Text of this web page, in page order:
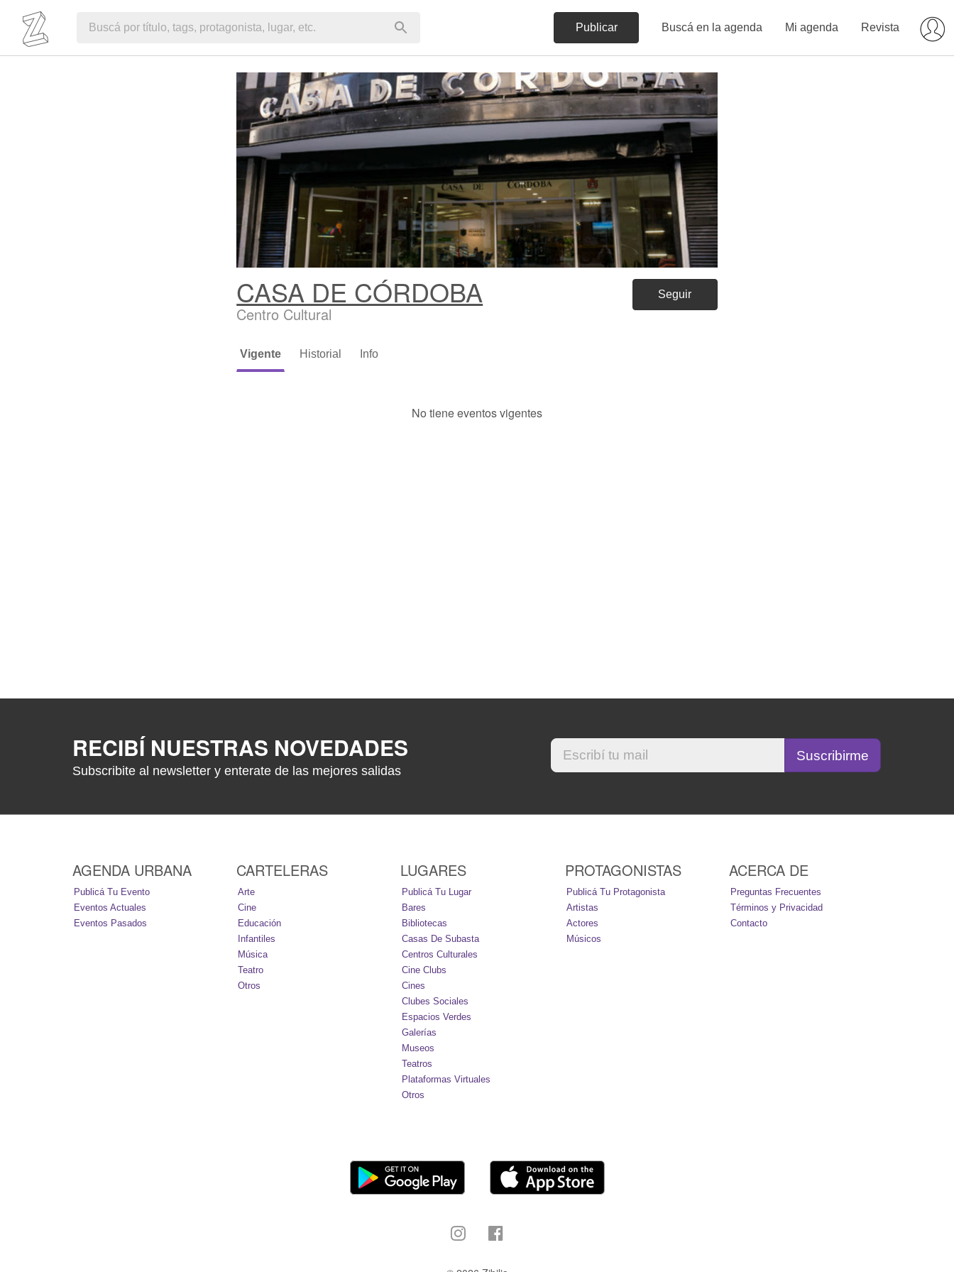
Publicar Buscá en la agenda Mi agenda Revista
Seguir
CASA DE CÓRDOBA
Centro Cultural
Vigente Historial Info
No tiene eventos vigentes
RECIBÍ NUESTRAS NOVEDADES
Subscribite al newsletter y enterate de las mejores salidas
AGENDA URBANA
Publicá Tu Evento
Eventos Actuales
Eventos Pasados
CARTELERAS
Arte
Cine
Educación
Infantiles
Música
Teatro
Otros
LUGARES
Publicá Tu Lugar
Bares
Bibliotecas
Casas De Subasta
Centros Culturales
Cine Clubs
Cines
Clubes Sociales
Espacios Verdes
Galerías
Museos
Teatros
Plataformas Virtuales
Otros
PROTAGONISTAS
Publicá Tu Protagonista
Artistas
Actores
Músicos
ACERCA DE
Preguntas Frecuentes
Términos y Privacidad
Contacto